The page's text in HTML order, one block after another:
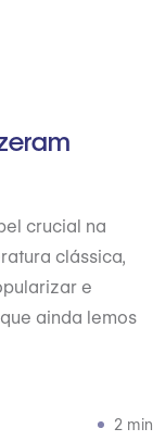
crucial na
clássica,
e
ainda lemos
2 min